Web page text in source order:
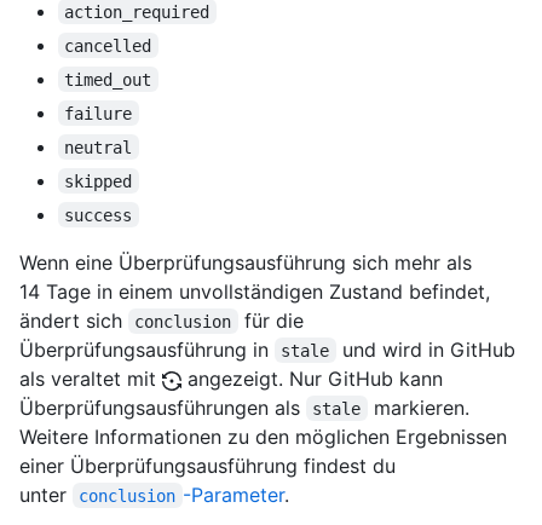
action_required
cancelled
timed_out
failure
neutral
skipped
success
Wenn eine Überprüfungsausführung sich mehr als
14 Tage in einem unvollständigen Zustand befindet,
ändert sich
conclusion
für die
Überprüfungsausführung in
stale
und wird in GitHub
als veraltet mit
angezeigt. Nur GitHub kann
Überprüfungsausführungen als
stale
markieren.
Weitere Informationen zu den möglichen Ergebnissen
einer Überprüfungsausführung findest du
unter
conclusion -Parameter.